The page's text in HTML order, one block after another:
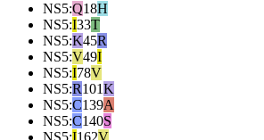
NS5:Q18H
NS5:I33T
NS5:K45R
NS5:V49I
NS5:I78V
NS5:R101K
NS5:C139A
NS5:C140S